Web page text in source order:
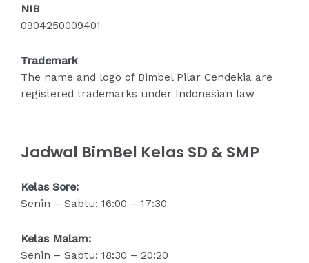
NIB
0904250009401
Trademark
The name and logo of Bimbel Pilar Cendekia are
registered trademarks under Indonesian law
Jadwal BimBel Kelas SD & SMP
Kelas Sore:
Senin – Sabtu: 16:00 – 17:30
Kelas Malam:
Senin – Sabtu: 18:30 – 20:20